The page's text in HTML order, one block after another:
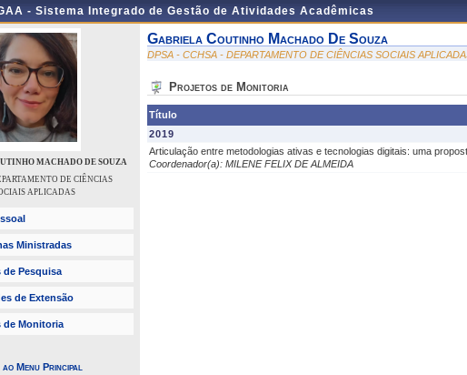
- Sistema Integrado de Gestão de Atividades Acadêmicas
MACHADO DE SOUZA
DE CIÊNCIAS
APLICADAS
Ministradas
de Pesquisa
de Extensão
de Monitoria
Menu Principal
Gabriela Coutinho Machado De Souza
DPSA - CCHSA - DEPARTAMENTO DE CIÊNCIAS SOCIAIS
Projetos de Monitoria
Título
2019
Articulação entre metodologias ativas e tecnologias digitais: uma
Coordenador(a): MILENE FELIX DE ALMEIDA